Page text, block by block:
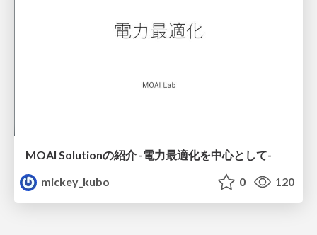
MOAI Solutionの紹介 -電力最適化を中心として-
mickey_kubo
0 120